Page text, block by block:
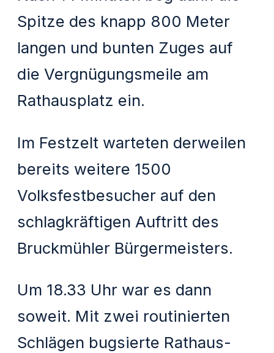
Spitze des knapp 800 Meter
langen und bunten Zuges auf
die Vergnügungsmeile am
Rathausplatz ein.
Im Festzelt warteten derweilen
bereits weitere 1500
Volksfestbesucher auf den
schlagkräftigen Auftritt des
Bruckmühler Bürgermeisters.
Um 18.33 Uhr war es dann
soweit. Mit zwei routinierten
Schlägen bugsierte Rathaus-